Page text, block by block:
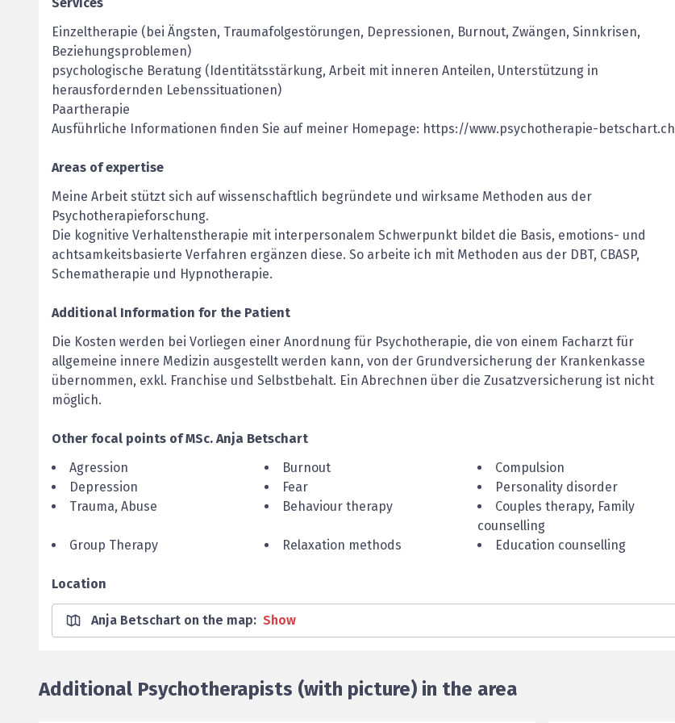
Einzeltherapie (bei Ängsten, Traumafolgestörungen, Depressionen, Burnout, Zwängen, Sinnkrisen,
Beziehungsproblemen)
psychologische Beratung (Identitätsstärkung, Arbeit mit inneren Anteilen, Unterstützung in
herausfordernden Lebenssituationen)
Paartherapie
Ausführliche Informationen finden Sie auf meiner Homepage: https://www.psychotherapie-betschart.ch
Areas of expertise
Meine Arbeit stützt sich auf wissenschaftlich begründete und wirksame Methoden aus der
Psychotherapieforschung.
Die kognitive Verhaltenstherapie mit interpersonalem Schwerpunkt bildet die Basis, emotions- und
achtsamkeitsbasierte Verfahren ergänzen diese. So arbeite ich mit Methoden aus der DBT, CBASP,
Schematherapie und Hypnotherapie.
Additional Information for the Patient
Die Kosten werden bei Vorliegen einer Anordnung für Psychotherapie, die von einem Facharzt für
allgemeine innere Medizin ausgestellt werden kann, von der Grundversicherung der Krankenkasse
übernommen, exkl. Franchise und Selbstbehalt. Ein Abrechnen über die Zusatzversicherung ist nicht
möglich.
Other focal points of MSc. Anja Betschart
Agression
Burnout
Compulsion
Depression
Fear
Personality disorder
Trauma, Abuse
Behaviour therapy
Couples therapy, Family
counselling
Group Therapy
Relaxation methods Education counselling
Location
Anja Betschart on the map: Show
Additional Psychotherapists (with picture) in the area